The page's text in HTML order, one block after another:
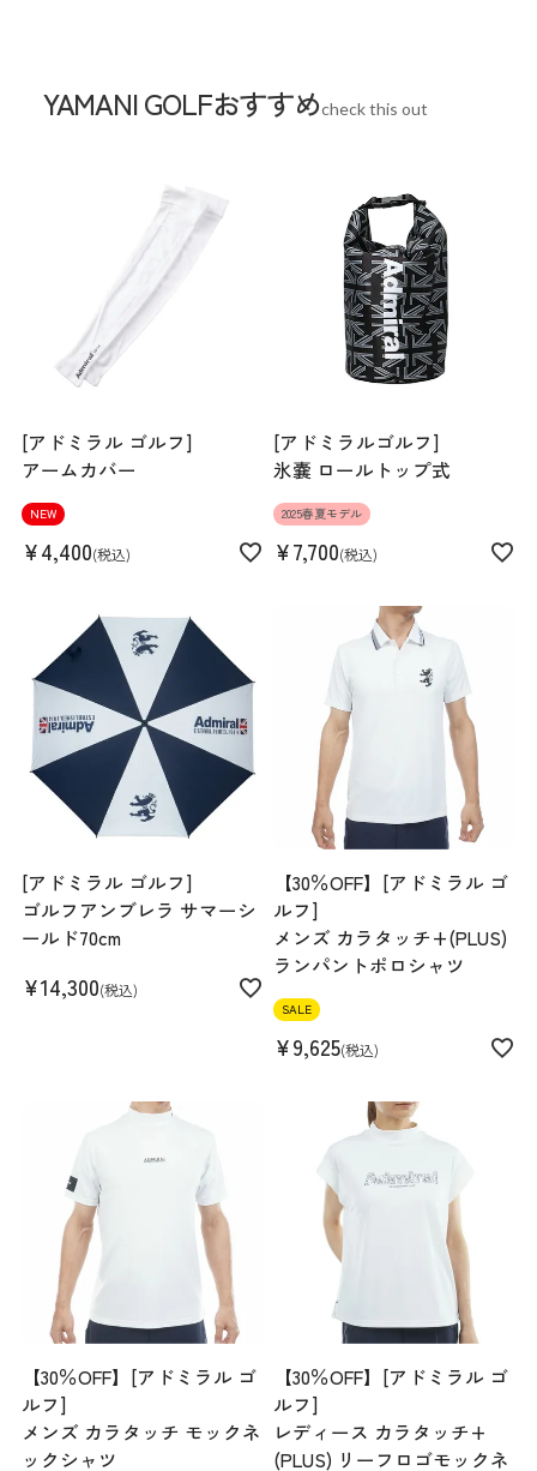
YAMANI GOLFおすすめcheck this out
[アドミラル ゴルフ]
アームカバー
NEW
¥4,400 税込
[アドミラルゴルフ]
氷嚢 ロールトップ式
2025春夏モデル
¥7,700 税込
[アドミラル ゴルフ]
ゴルフアンブレラ サマーシ
ールド70cm
¥14,300 税込
【30％OFF】[アドミラル ゴ
ルフ]
メンズ カラタッチ+(PLUS)
ランパントポロシャツ
SALE
¥9,625 税込
【30％OFF】[アドミラル ゴ
ルフ]
メンズ カラタッチ モックネ
ックシャツ
【30％OFF】[アドミラル ゴ
ルフ]
レディース カラタッチ+
(PLUS) リーフロゴモックネ